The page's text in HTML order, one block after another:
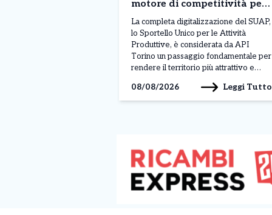
motore di competitività per
la città”
La completa digitalizzazione del SUAP,
lo Sportello Unico per le Attività
Produttive, è considerata da API
Torino un passaggio fondamentale per
rendere il territorio più attrattivo e
pubblica amministrazione. Il tema è
stato al centro di un incontro con
08/08/2026 Leggi Tutto